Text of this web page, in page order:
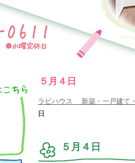
５月４日
ラビハウス 新築・一戸建て
日
５月４日